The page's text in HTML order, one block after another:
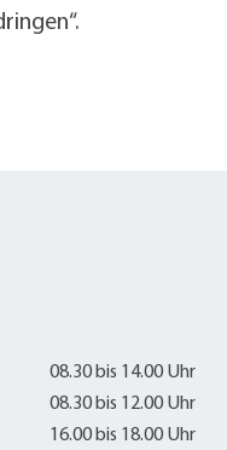
08.30 bis 14.00 Uhr
08.30 bis 12.00 Uhr
16.00 bis 18.00 Uhr